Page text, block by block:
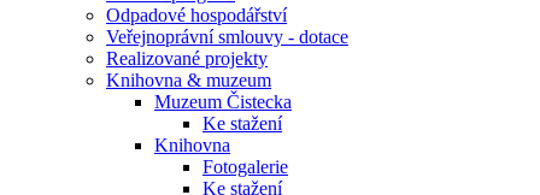
Odpadové hospodářství
Veřejnoprávní smlouvy - dotace
Realizované projekty
Knihovna & muzeum
Muzeum Čistecka
Ke stažení
Knihovna
Fotogalerie
Ke stažení